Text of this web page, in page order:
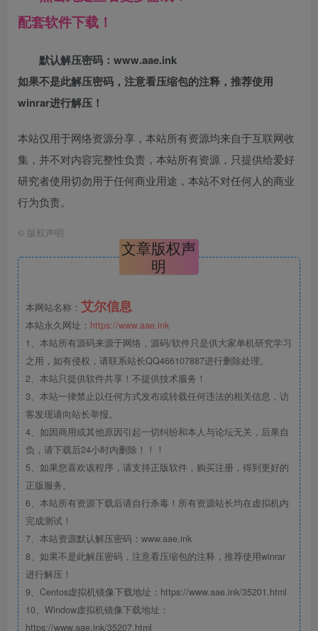
配套软件下载！
默认解压密码：www.aae.ink
如果不是此解压密码，注意看压缩包的注释，推荐使用
winrar进行解压！
本站仅用于网络资源分享，本站所有资源均来自于互联网收
集，并不对内容完整性负责，本站所有资源，只提供给爱好
研究者使用切勿用于任何商业用途，本站不对任何人的商业
行为负责。
© 版权声明
文章版权声
明
本网站名称： 艾尔信息
本站永久网址： https://www.aae.ink
1、本站所有源码来源于网络，源码/软件只是供大家单机研究学习
之用，如有侵权，请联系站长QQ466107887进行删除处理。
2、本站只提供软件共享！不提供技术服务！
3、本站一律禁止以任何方式发布或转载任何违法的相关信息，访
客发现请向站长举报。
4、如因商用或其他原因引起一切纠纷和本人与论坛无关，后果自
负，请下载后24小时内删除！！！
5、如果您喜欢该程序，请支持正版软件，购买注册，得到更好的
正版服务。
6、本站所有资源下载后请自行杀毒！所有资源站长均在虚拟机内
完成测试！
7、本站资源默认解压密码：www.aae.ink
8、如果不是此解压密码，注意看压缩包的注释，推荐使用winrar
进行解压！
9、Centos虚拟机镜像下载地址：https://www.aae.ink/35201.html
10、Window虚拟机镜像下载地址：
https://www.aae.ink/35207.html